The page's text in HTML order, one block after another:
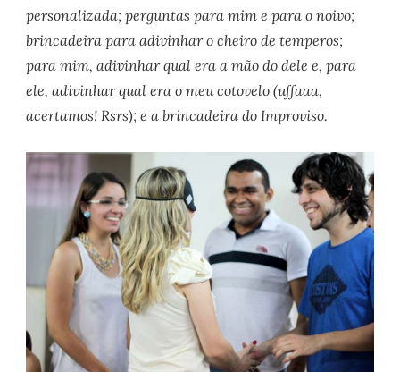
personalizada; perguntas para mim e para o noivo;
brincadeira para adivinhar o cheiro de temperos;
para mim, adivinhar qual era a mão do dele e, para
ele, adivinhar qual era o meu cotovelo (uffaaa,
acertamos! Rsrs); e a brincadeira do Improviso.